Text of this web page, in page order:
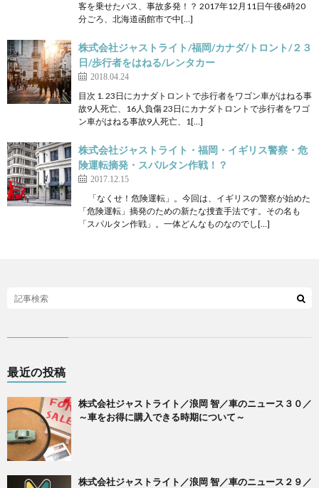
客を乗せたバス、事故多発！？ 2017年12月11日午後6時20
分ごろ、北海道函館市で中[…]
株式会社ジャストライト/福岡/カナダ/トロント/２３
日/歩行者をはねる/レンタカー
2018.04.24
目次 1. 23日にカナダトロントで歩行者をワゴン車がはねる事
故9人死亡、16人負傷 23日にカナダトロントで歩行者をワゴ
ン車がはねる事故9人死亡、1[…]
株式会社ジャストライト・福岡・イギリス警察・危
険運転摘発・スパルタン作戦！？
2017.12.15
「なくせ！危険運転」。今回は、イギリスの警察が始めた
「危険運転」摘発のための新たな捜査手法です。その名も
「スパルタン作戦」。一体どんなものなのでし[…]
最近の投稿
株式会社ジャストライト／浪岡 智／車のニュース３０／
～車をお得に購入できる時期について～
株式会社ジャストライト／浪岡 智／車のニュース２９／